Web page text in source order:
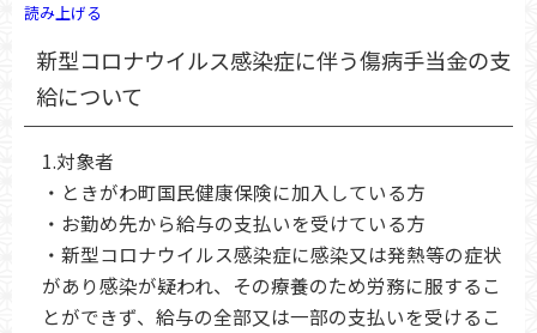
読み上げる
新型コロナウイルス感染症に伴う傷病手当金の支
給について
1.対象者
・ときがわ町国民健康保険に加入している方
・お勤め先から給与の支払いを受けている方
・新型コロナウイルス感染症に感染又は発熱等の症状
があり感染が疑われ、その療養のため労務に服するこ
とができず、給与の全部又は一部の支払いを受けるこ